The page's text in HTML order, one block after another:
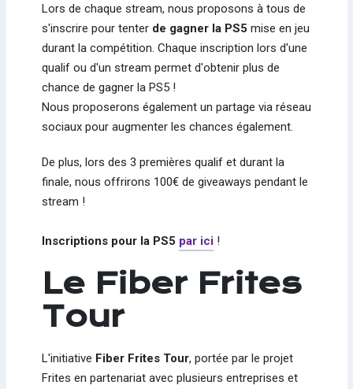
Lors de chaque stream, nous proposons à tous de
s'inscrire pour tenter de gagner la PS5 mise en jeu
durant la compétition. Chaque inscription lors d'une
qualif ou d'un stream permet d'obtenir plus de
chance de gagner la PS5 !
Nous proposerons également un partage via réseau
sociaux pour augmenter les chances également.
De plus, lors des 3 premières qualif et durant la
finale, nous offrirons 100€ de giveaways pendant le
stream !
Inscriptions pour la PS5 par ici!
Le Fiber Frites
Tour
L'initiative Fiber Frites Tour, portée par le projet
Frites en partenariat avec plusieurs entreprises et